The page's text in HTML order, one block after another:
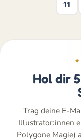
11
✦
Hol dir
Trag deine E-
Illustrator:innen
Polygone Magie)